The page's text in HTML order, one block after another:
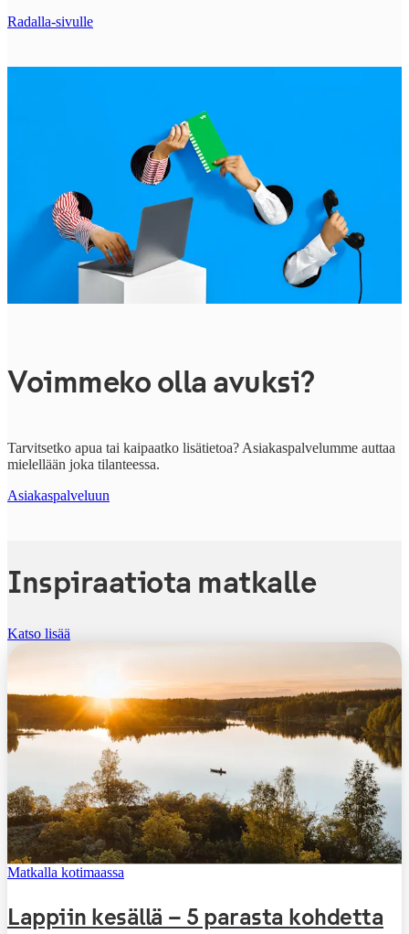
Radalla-sivulle
Voimmeko olla avuksi?
Tarvitsetko apua tai kaipaatko lisätietoa? Asiakaspalvelumme auttaa
mielellään joka tilanteessa.
Asiakaspalveluun
Inspiraatiota matkalle
Katso lisää
Matkalla kotimaassa
Lappiin kesällä – 5 parasta kohdetta